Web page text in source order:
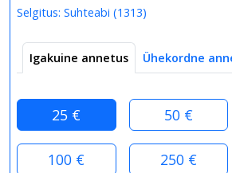
Selgitus: Suhteabi (1313)
Igakuine annetus Ühekordne
25 € 50 €
100 € 250 €